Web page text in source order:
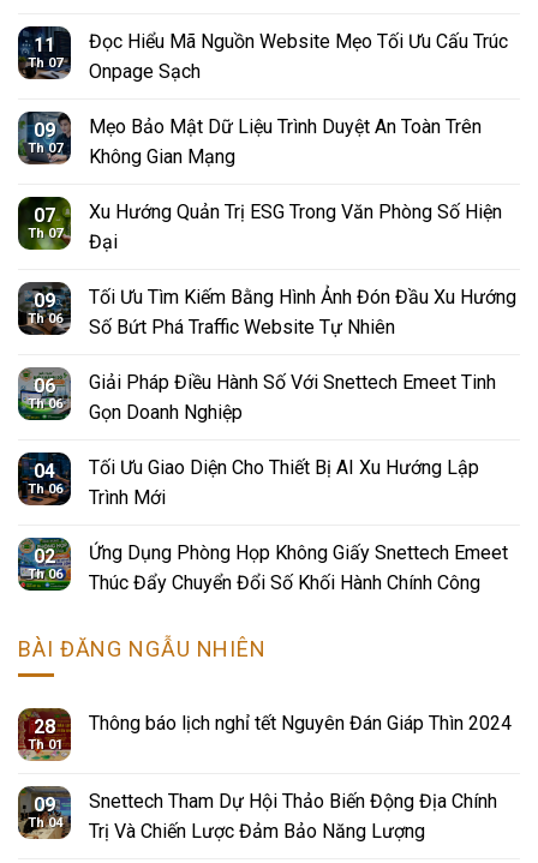
11
Th 07
Đọc Hiểu Mã Nguồn Website Mẹo Tối Ưu Cấu Trúc
Onpage Sạch
09
Th 07
Mẹo Bảo Mật Dữ Liệu Trình Duyệt An Toàn Trên
Không Gian Mạng
07
Th 07
Xu Hướng Quản Trị ESG Trong Văn Phòng Số Hiện
Đại
09
Th 06
Tối Ưu Tìm Kiếm Bằng Hình Ảnh Đón Đầu Xu Hướng
Số Bứt Phá Traffic Website Tự Nhiên
06
Th 06
Giải Pháp Điều Hành Số Với Snettech Emeet Tinh
Gọn Doanh Nghiệp
04
Th 06
Tối Ưu Giao Diện Cho Thiết Bị AI Xu Hướng Lập
Trình Mới
02
Th 06
Ứng Dụng Phòng Họp Không Giấy Snettech Emeet
Thúc Đẩy Chuyển Đổi Số Khối Hành Chính Công
BÀI ĐĂNG NGẪU NHIÊN
28
Th 01
Thông báo lịch nghỉ tết Nguyên Đán Giáp Thìn 2024
09
Th 04
Snettech Tham Dự Hội Thảo Biến Động Địa Chính
Trị Và Chiến Lược Đảm Bảo Năng Lượng